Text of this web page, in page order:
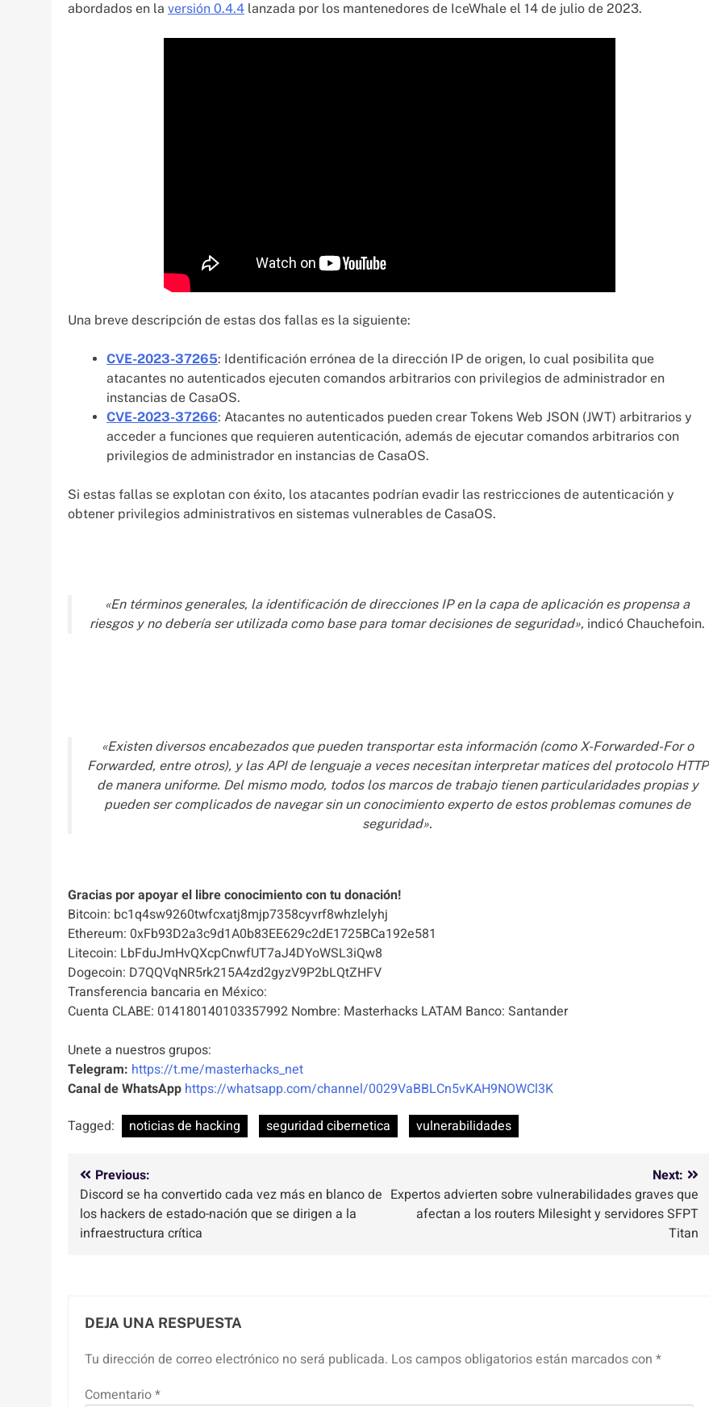
abordados en la versión 0.4.4 lanzada por los mantenedores de IceWhale el 14 de julio de 2023.
Una breve descripción de estas dos fallas es la siguiente:
CVE-2023-37265: Identificación errónea de la dirección IP de origen, lo cual posibilita que
atacantes no autenticados ejecuten comandos arbitrarios con privilegios de administrador en
instancias de CasaOS.
CVE-2023-37266: Atacantes no autenticados pueden crear Tokens Web JSON (JWT) arbitrarios y
acceder a funciones que requieren autenticación, además de ejecutar comandos arbitrarios con
privilegios de administrador en instancias de CasaOS.
Si estas fallas se explotan con éxito, los atacantes podrían evadir las restricciones de autenticación y
obtener privilegios administrativos en sistemas vulnerables de CasaOS.
«En términos generales, la identificación de direcciones IP en la capa de aplicación es propensa a
riesgos y no debería ser utilizada como base para tomar decisiones de seguridad», indicó Chauchefoin.
«Existen diversos encabezados que pueden transportar esta información (como X-Forwarded-For o
Forwarded, entre otros), y las API de lenguaje a veces necesitan interpretar matices del protocolo HTTP
de manera uniforme. Del mismo modo, todos los marcos de trabajo tienen particularidades propias y
pueden ser complicados de navegar sin un conocimiento experto de estos problemas comunes de
seguridad».
Gracias por apoyar el libre conocimiento con tu donación!
Bitcoin: bc1q4sw9260twfcxatj8mjp7358cyvrf8whzlelyhj
Ethereum: 0xFb93D2a3c9d1A0b83EE629c2dE1725BCa192e581
Litecoin: LbFduJmHvQXcpCnwfUT7aJ4DYoWSL3iQw8
Dogecoin: D7QQVqNR5rk215A4zd2gyzV9P2bLQtZHFV
Transferencia bancaria en México:
Cuenta CLABE: 014180140103357992 Nombre: Masterhacks LATAM Banco: Santander
Unete a nuestros grupos:
Telegram: https://t.me/masterhacks_net
Canal de WhatsApp https://whatsapp.com/channel/0029VaBBLCn5vKAH9NOWCl3K
Tagged:
noticias de hacking seguridad cibernetica vulnerabilidades
Navegación
de
entradas
Previous:
Discord se ha convertido cada vez más en blanco de
los hackers de estado-nación que se dirigen a la
infraestructura crítica
Next:
Expertos advierten sobre vulnerabilidades graves que
afectan a los routers Milesight y servidores SFPT
Titan
DEJA UNA RESPUESTA
Tu dirección de correo electrónico no será publicada. Los campos obligatorios están marcados con *
Comentario*